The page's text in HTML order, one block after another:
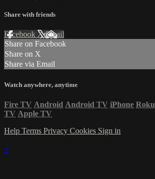
Share with friends
Facebook XEmail
Share on Facebook
Share on X
Share via Email
Watch anywhere, anytime
Fire TV Android Android TV iPhone Roku
TV Apple TV
Help Terms Privacy Cookies Sign in
×